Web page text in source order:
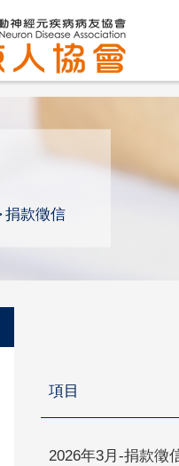
捐款徵信
項目
2026年3月-捐款徵